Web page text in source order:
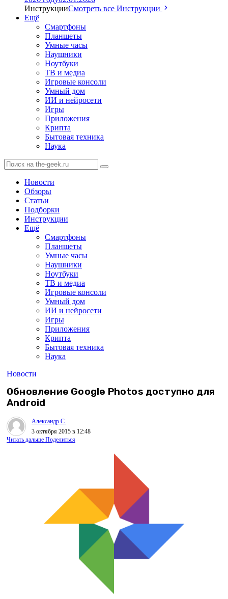
ИнструкцииСмотреть все Инструкции
Ещё
Смартфоны
Планшеты
Умные часы
Наушники
Ноутбуки
ТВ и медиа
Игровые консоли
Умный дом
ИИ и нейросети
Игры
Приложения
Крипта
Бытовая техника
Наука
Новости
Обзоры
Статьи
Подборки
Инструкции
Ещё
Смартфоны
Планшеты
Умные часы
Наушники
Ноутбуки
ТВ и медиа
Игровые консоли
Умный дом
ИИ и нейросети
Игры
Приложения
Крипта
Бытовая техника
Наука
Новости
Обновление Google Photos доступно для
Android
Александр С.
3 октября 2015 в 12:48
Читать дальше Поделиться